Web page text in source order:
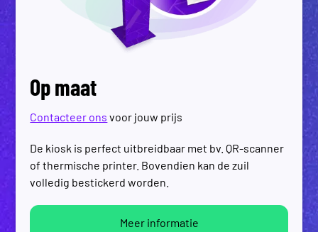
Op maat
Contacteer ons voor jouw prijs
De kiosk is perfect uitbreidbaar met bv. QR-scanner
of thermische printer. Bovendien kan de zuil
volledig bestickerd worden.
Meer informatie